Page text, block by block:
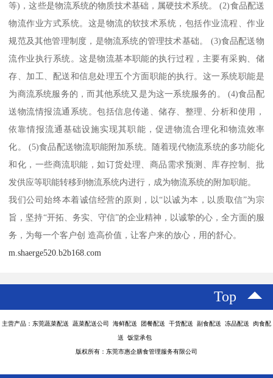
等)，这些是物流系统的物质技术基础，属硬技术系统。 (2)食品配送
物流作业方式系统。这是物流的软技术系统，包括作业流程、作业
规范及其他管理制度，是物流系统的管理技术基础。 (3)食品配送物
流作业执行系统。这是物流基本职能的执行过程，主要有采购、储
存、加工、配送和信息处理五个方面职能的执行。这一系统职能是
为商流系统服务的，而其他系统又是为这一系统服务的。 (4)食品配
送物流情报流通系统。包括信息传递、储存、整理、分析和使用，
依靠情报流通基础设施实现其职能，促进物流合理化和物流效率
化。 (5)食品配送物流职能附加系统。随着现代物流系统的多功能化
和化，一些商流职能，如订货处理、商品需求预测、库存控制、批
发供应等职能转移到物流系统内进行，成为物流系统的附加职能。
我们公司始终本着诚信经营的原则，以“以诚为本，以质取信”为宗
旨，坚持“开拓、务实、守信”的企业精神，以诚挚的心，全方面的服
务，为每一个客户创 造高价值，让客户来的放心，用的舒心。
m.shaerge520.b2b168.com
Top
主营产品：东莞蔬菜配送 蔬菜配送公司 海鲜配送 团餐配送 干货配送 副食配送 冻品配送 肉食配
送 饭堂承包
版权所有：东莞市惠企膳食管理服务有限公司